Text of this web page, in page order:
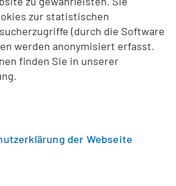
zur statistischen
(durch die Software
werden anonymisiert erfasst.
finden Sie in unserer
der Webseite